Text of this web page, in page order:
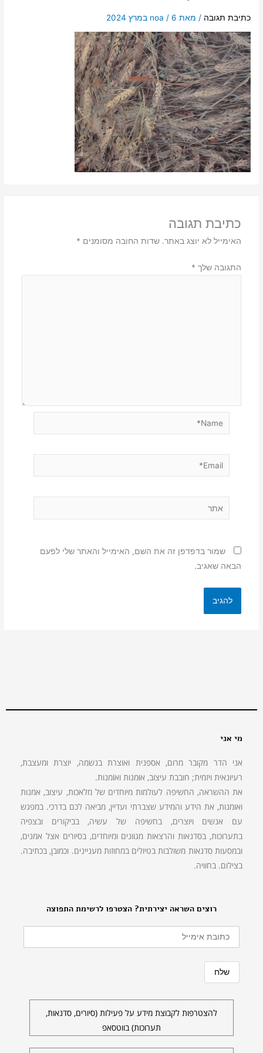
כתיבת תגובה / מאת noa / 6 במרץ 2024
כתיבת תגובה
האימייל לא יוצג באתר. שדות החובה מסומנים *
התגובה שלך *
Email*
שמור בדפדפן זה את השם, האימייל והאתר שלי לפעם
הבאה שאגיב.
רוצים השראה יצירתית? הצטרפו לרשימת התפוצה
להצטרפות לקבוצת מידע על פעילות (סיורים, סדנאות,
תערוכות) בווטסאפ
מי אני
אני הדר מקובר מרום, אספנית ואוצרת בנשמה, יוצרת ומעצבת,
רעיונאית ויזמית; חובבת עיצוב, אוּמנות ואוֹמנות.
את ההשראה, החשיפה לעולמות מיוחדים של מלאכות, עיצוב, אמנות
ואומנות, את הידע והמידע שצברתי ועדיין, מביאה לכם בדרכי. במפגש
עם אנשים ויוצרים, בחשיפה של עשיה, בביקורים ובצפיה
בתערוכות, בסדנאות והרצאות מגוונים ומיוחדים, בסיורים אצל אמנים,
ובמסעות סדנאות משולבות בטיולים במחוזות מעניינים. וכמובן, בכתיבה.
בצילום. בחוויה.